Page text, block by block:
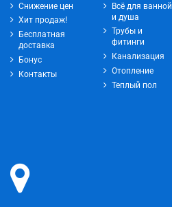
Снижение цен
Хит продаж!
Бесплатная
доставка
Бонус
Контакты
Всё для ванной
и душа
Трубы и
фитинги
Канализация
Отопление
Теплый пол